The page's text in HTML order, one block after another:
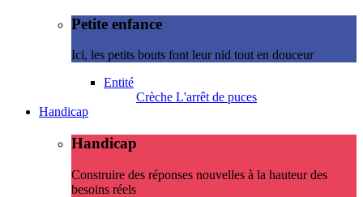
Petite enfance
Ici, les petits bouts font leur nid tout en douceur
Entité
Crèche L'arrêt de puces
Handicap
Handicap
Construire des réponses nouvelles à la hauteur des
besoins réels